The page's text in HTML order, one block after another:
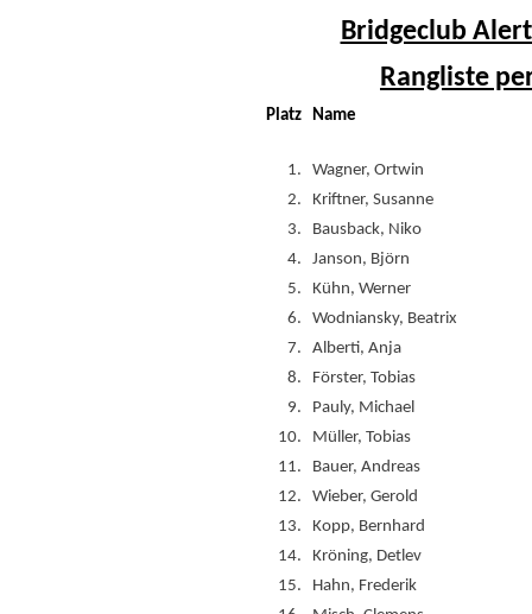
Bridgeclub
Rangliste
Platz Name
1.
Wagner, Ortwin
2.
Kriftner, Susanne
3.
Bausback, Niko
4.
Janson, Björn
5.
Kühn, Werner
6.
Wodniansky, Beatrix
7.
Alberti, Anja
8.
Förster, Tobias
9.
Pauly, Michael
10.
Müller, Tobias
11.
Bauer, Andreas
12.
Wieber, Gerold
13.
Kopp, Bernhard
14.
Kröning, Detlev
15.
Hahn, Frederik